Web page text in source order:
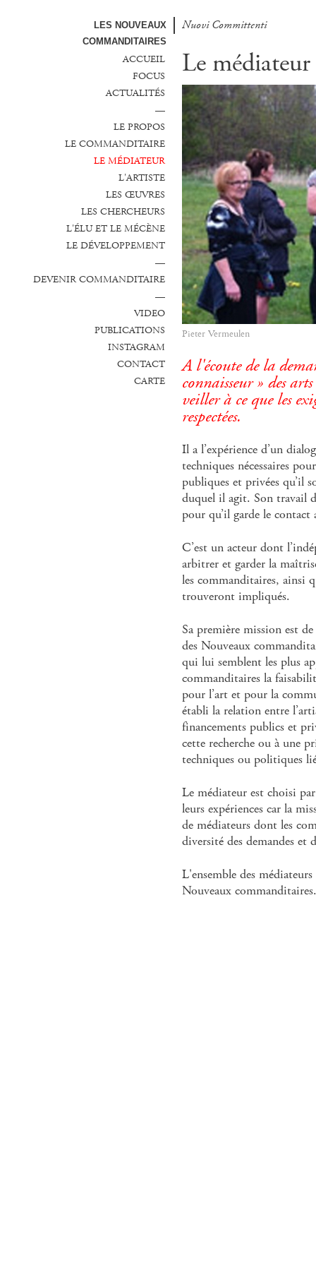
LES NOUVEAUX
COMMANDITAIRES
Nuovi Committenti
ACCUEIL
FOCUS
ACTUALITÉS
—
LE PROPOS
LE COMMANDITAIRE
LE MÉDIATEUR
L'ARTISTE
LES ŒUVRES
LES CHERCHEURS
L'ÉLU ET LE MÉCÈNE
LE DÉVELOPPEMENT
—
DEVENIR COMMANDITAIRE
—
VIDEO
PUBLICATIONS
INSTAGRAM
CONTACT
CARTE
Le médiateur
Pieter Vermeulen
A l'écoute de la
connaisseur » des
veiller à ce que les
respectées.
Il a l’expérience d’un
techniques nécessaires
publiques et privées qu’il
duquel il agit. Son travail
pour qu’il garde le
C’est un acteur dont
arbitrer et garder la
les commanditaires, ainsi
trouveront impliqués.
Sa première mission est
des Nouveaux
qui lui semblent les plus
commanditaires la
pour l’art et pour la
établi la relation entre
financements publics et
cette recherche ou à une
techniques ou politiques
Le médiateur est choisi
leurs expériences car la
de médiateurs dont les
diversité des demandes et
L'ensemble des
Nouveaux commanditaires.